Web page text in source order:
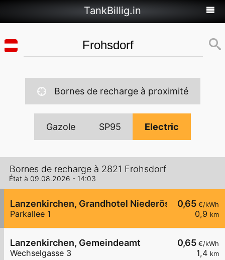
TankBillig.in
Bornes de recharge à proximité
Gazole SP95 Electric
Bornes de recharge à 2821 Frohsdorf
État à 09.08.2026 - 14:03
0,65 €/kWh
0,9 km
Lanzenkirchen, Grandhotel
Parkallee 1
0,65 €/kWh
1,4 km
Lanzenkirchen, Gemeindeamt
Wechselgasse 3